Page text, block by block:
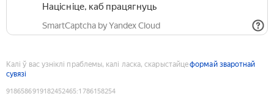
Націсніце, каб працягнуць
SmartCaptcha by Yandex Cloud
Калі ў вас узніклі праблемы, калі ласка, скарыстайцеформай зваротнай
сувязі
9186586919182452465:1786158254